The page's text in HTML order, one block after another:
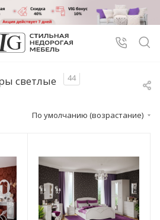
светлые 44
По умолчанию (возрастание)